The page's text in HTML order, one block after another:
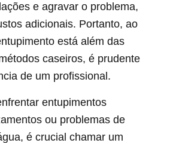
e agravar o problema,
adicionais. Portanto, ao
está além das
caseiros, é prudente
de um profissional.
entupimentos
ou problemas de
é crucial chamar um